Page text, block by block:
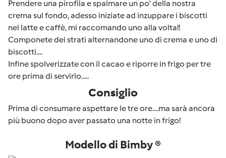
Prendere una pirofila e spalmare un po' della nostra
crema sul fondo, adesso iniziate ad inzuppare i biscotti
nel latte e caffè, mi raccomando uno alla volta!!
Componete dei strati alternandone uno di crema e uno di
biscotti....
Infine spolverizzate con il cacao e riporre in frigo per tre
ore prima di servirlo.....
Consiglio
Prima di consumare aspettare le tre ore....ma sarà ancora
più buono dopo aver passato una notte in frigo!
Modello di Bimby ®